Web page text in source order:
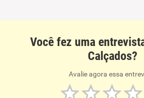
Você fez uma
Calçados?
Avalie agora essa